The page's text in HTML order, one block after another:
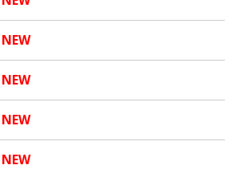
NEW
NEW
NEW
NEW